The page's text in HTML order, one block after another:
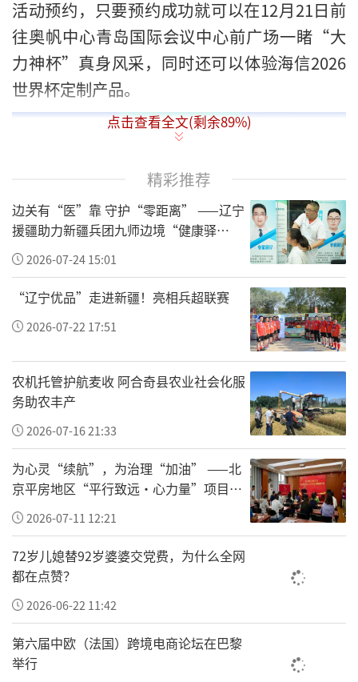
活动预约，只要预约成功就可以在12月21日前
往奥帆中心青岛国际会议中心前广场一睹“大
力神杯”真身风采，同时还可以体验海信2026
世界杯定制产品。
点击查看全文(剩余89%)
精彩推荐
边关有“医”靠 守护“零距离” ——辽宁
援疆助力新疆兵团九师边境“健康驿
站”建设纪实
2026-07-24 15:01
“辽宁优品”走进新疆！亮相兵超联赛
2026-07-22 17:51
农机托管护航麦收 阿合奇县农业社会化服
务助农丰产
2026-07-16 21:33
为心灵“续航”，为治理“加油” ——北
京平房地区“平行致远·心力量”项目让
基层干部轻装上阵
2026-07-11 12:21
72岁儿媳替92岁婆婆交党费，为什么全网
都在点赞？
2026-06-22 11:42
第六届中欧（法国）跨境电商论坛在巴黎
举行